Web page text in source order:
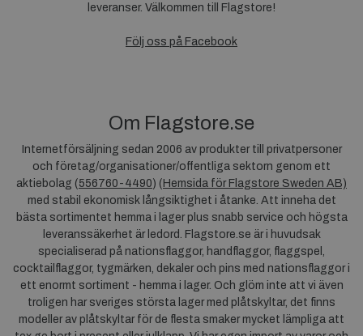
leveranser. Välkommen till Flagstore!
Följ oss på Facebook
Om Flagstore.se
Internetförsäljning sedan 2006 av produkter till privatpersoner
och företag/organisationer/offentliga sektorn genom ett
aktiebolag (556760-4490) ( Hemsida för Flagstore Sweden AB)
med stabil ekonomisk långsiktighet i åtanke. Att inneha det
bästa sortimentet hemma i lager plus snabb service och högsta
leveranssäkerhet är ledord. Flagstore.se är i huvudsak
specialiserad på nationsflaggor, handflaggor, flaggspel,
cocktailflaggor, tygmärken, dekaler och pins med nationsflaggor i
ett enormt sortiment - hemma i lager. Och glöm inte att vi även
troligen har sveriges största lager med plåtskyltar, det finns
modeller av plåtskyltar för de flesta smaker mycket lämpliga att